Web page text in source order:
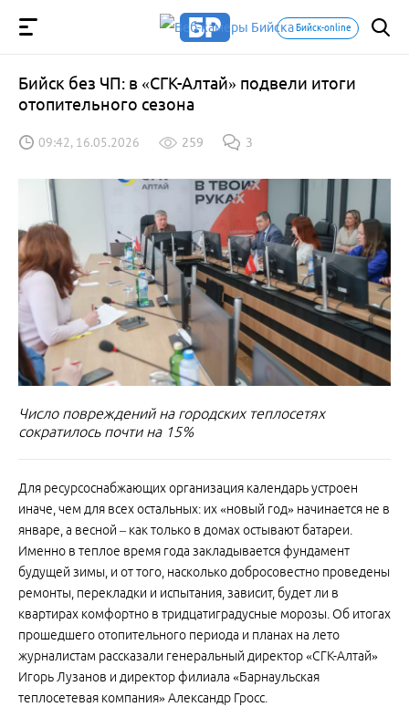
Бийск-online
Бийск без ЧП: в «СГК-Алтай» подвели итоги
отопительного сезона
09:42, 16.05.2026 259 3
Число повреждений на городских теплосетях
сократилось почти на 15%
Для ресурсоснабжающих организация календарь устроен
иначе, чем для всех остальных: их «новый год» начинается не в
январе, а весной – как только в домах остывают батареи.
Именно в теплое время года закладывается фундамент
будущей зимы, и от того, насколько добросовестно проведены
ремонты, перекладки и испытания, зависит, будет ли в
квартирах комфортно в тридцатиградусные морозы. Об итогах
прошедшего отопительного периода и планах на лето
журналистам рассказали генеральный директор «СГК-Алтай»
Игорь Лузанов и директор филиала «Барнаульская
теплосетевая компания» Александр Гросс.